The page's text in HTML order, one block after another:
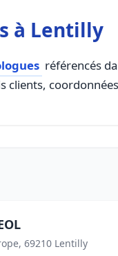
à Lentilly
référencés
clients,
69210 Lentilly